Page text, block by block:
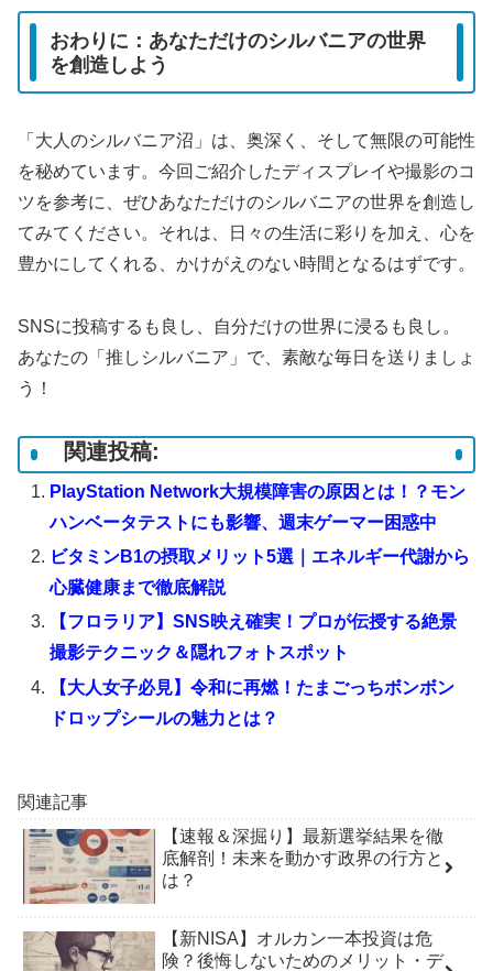
おわりに：あなただけのシルバニアの世界
を創造しよう
「大人のシルバニア沼」は、奥深く、そして無限の可能性
を秘めています。今回ご紹介したディスプレイや撮影のコ
ツを参考に、ぜひあなただけのシルバニアの世界を創造し
てみてください。それは、日々の生活に彩りを加え、心を
豊かにしてくれる、かけがえのない時間となるはずです。
SNSに投稿するも良し、自分だけの世界に浸るも良し。
あなたの「推しシルバニア」で、素敵な毎日を送りましょ
う！
関連投稿:
PlayStation Network大規模障害の原因とは！？モン
ハンベータテストにも影響、週末ゲーマー困惑中
ビタミンB1の摂取メリット5選｜エネルギー代謝から
心臓健康まで徹底解説
【フロラリア】SNS映え確実！プロが伝授する絶景
撮影テクニック＆隠れフォトスポット
【大人女子必見】令和に再燃！たまごっちボンボン
ドロップシールの魅力とは？
関連記事
【速報＆深掘り】最新選挙結果を徹
底解剖！未来を動かす政界の行方と
は？
【新NISA】オルカン一本投資は危
険？後悔しないためのメリット・デ